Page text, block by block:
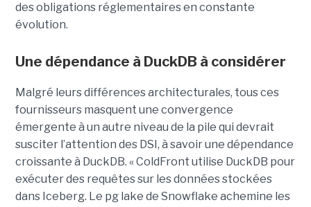
des obligations réglementaires en constante
évolution.
Une dépendance à DuckDB à considérer
Malgré leurs différences architecturales, tous ces
fournisseurs masquent une convergence
émergente à un autre niveau de la pile qui devrait
susciter l’attention des DSI, à savoir une dépendance
croissante à DuckDB. « ColdFront utilise DuckDB pour
exécuter des requêtes sur les données stockées
dans Iceberg. Le pg lake de Snowflake achemine les